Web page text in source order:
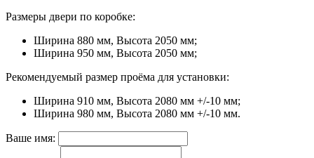
Размеры двери по коробке:
Ширина 880 мм, Высота 2050 мм;
Ширина 950 мм, Высота 2050 мм;
Рекомендуемый размер проёма для установки:
Ширина 910 мм, Высота 2080 мм +/-10 мм;
Ширина 980 мм, Высота 2080 мм +/-10 мм.
Ваше имя: